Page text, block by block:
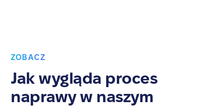
ZOBACZ
Jak wygląda proces
naprawy w naszym